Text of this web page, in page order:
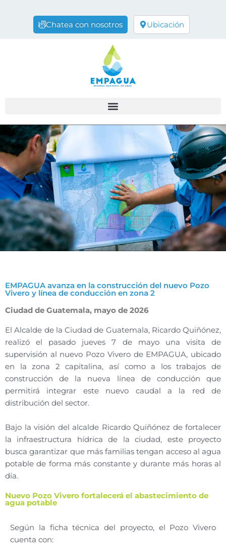
Chatea con nosotros Ubicación
EMPAGUA avanza en la construcción del nuevo Pozo
Vivero y línea de conducción en zona 2
Ciudad de Guatemala, mayo de 2026
El Alcalde de la Ciudad de Guatemala, Ricardo Quiñónez,
realizó el pasado jueves 7 de mayo una visita de
supervisión al nuevo Pozo Vivero de EMPAGUA, ubicado
en la zona 2 capitalina, así como a los trabajos de
construcción de la nueva línea de conducción que
permitirá integrar este nuevo caudal a la red de
distribución del sector.
Bajo la visión del alcalde Ricardo Quiñónez de fortalecer
la infraestructura hídrica de la ciudad, este proyecto
busca garantizar que más familias tengan acceso al agua
potable de forma más constante y durante más horas al
día.
Nuevo Pozo Vivero fortalecerá el abastecimiento de
agua potable
Según la ficha técnica del proyecto, el Pozo Vivero
cuenta con: